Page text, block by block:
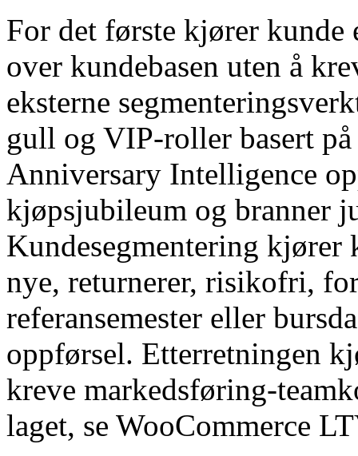
For det første kjører
over kundebasen uten å
eksterne
gull og VIP-roller basert
Anniversary Intelligence
kjøpsjubileum og branner
Kundesegmentering
nye, returnerer, risikofri,
referansemester eller
oppførsel. Etterretningen
kreve markedsføring-
laget, se WooCommerce